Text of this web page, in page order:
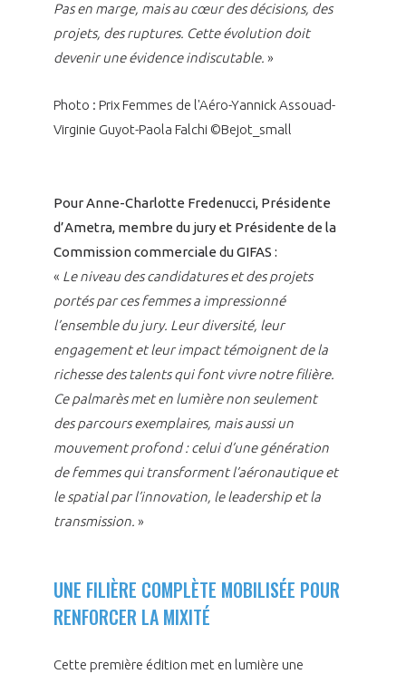
Pas en marge, mais au cœur des décisions, des
projets, des ruptures. Cette évolution doit
devenir une évidence indiscutable. »
Photo : Prix Femmes de l'Aéro-Yannick Assouad-
Virginie Guyot-Paola Falchi ©Bejot_small
Pour Anne-Charlotte Fredenucci, Présidente
d’Ametra, membre du jury et Présidente de la
Commission commerciale du GIFAS :
« Le niveau des candidatures et des projets
portés par ces femmes a impressionné
l’ensemble du jury. Leur diversité, leur
engagement et leur impact témoignent de la
richesse des talents qui font vivre notre filière.
Ce palmarès met en lumière non seulement
des parcours exemplaires, mais aussi un
mouvement profond : celui d’une génération
de femmes qui transforment l’aéronautique et
le spatial par l’innovation, le leadership et la
transmission. »
UNE FILIÈRE COMPLÈTE MOBILISÉE POUR
RENFORCER LA MIXITÉ
Cette première édition met en lumière une